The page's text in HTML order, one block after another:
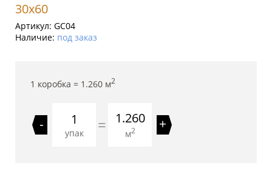
30x60
Артикул: GC04
Наличие: под заказ
1 коробка = 1.260 м2
-
упак = 1.260
м2 +